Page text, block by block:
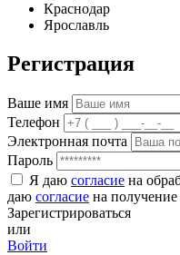
Краснодар
Ярославль
Регистрация
Ваше имя
Телефон
Электронная почта
Пароль
Я даю согласие на
даю согласие на
Зарегистрироваться
или
Войти